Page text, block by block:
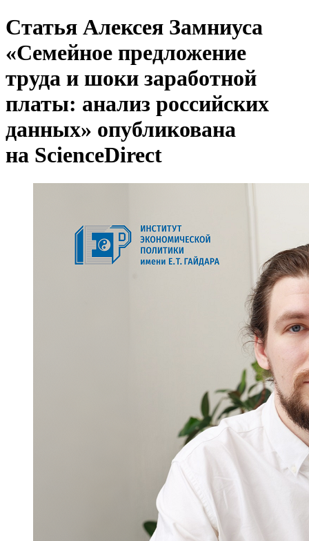
Статья Алексея Замниуса
«Семейное предложение
труда и шоки заработной
платы: анализ российских
данных» опубликована
на ScienceDirect